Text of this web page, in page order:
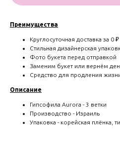
Преимущества
Круглосуточная доставка за 0 ₽
Стильная дизайнерская
Фото букета перед отправкой
Заменим букет или вернём
Средство для продления
Описание
Гипсофила Aurora - 3 ветки
Производство - Израиль
Упаковка - корейская плёнка,